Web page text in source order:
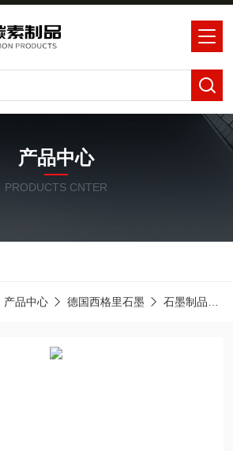
产品中心
PRODUCTS CNTER
产品中心 德国西格里石墨 石墨制品